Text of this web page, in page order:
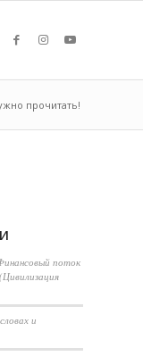
прочитать!
поток
и